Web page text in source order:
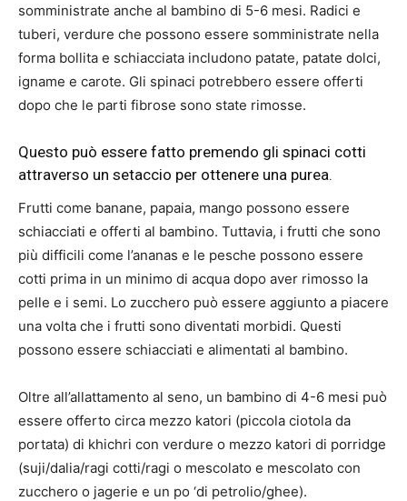
somministrate anche al bambino di 5-6 mesi. Radici e
tuberi, verdure che possono essere somministrate nella
forma bollita e schiacciata includono patate, patate dolci,
igname e carote. Gli spinaci potrebbero essere offerti
dopo che le parti fibrose sono state rimosse.
Questo può essere fatto premendo gli spinaci cotti
attraverso un setaccio per ottenere una purea.
Frutti come banane, papaia, mango possono essere
schiacciati e offerti al bambino. Tuttavia, i frutti che sono
più difficili come l’ananas e le pesche possono essere
cotti prima in un minimo di acqua dopo aver rimosso la
pelle e i semi. Lo zucchero può essere aggiunto a piacere
una volta che i frutti sono diventati morbidi. Questi
possono essere schiacciati e alimentati al bambino.
Oltre all’allattamento al seno, un bambino di 4-6 mesi può
essere offerto circa mezzo katori (piccola ciotola da
portata) di khichri con verdure o mezzo katori di porridge
(suji/dalia/ragi cotti/ragi o mescolato e mescolato con
zucchero o jagerie e un po ‘di petrolio/ghee).